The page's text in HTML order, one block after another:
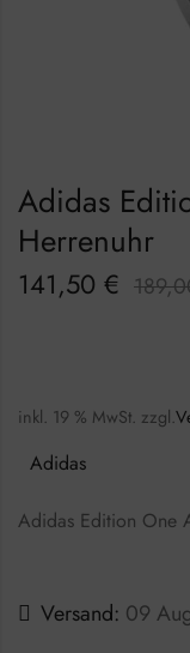
Adidas
Herrenuhr
141,50 €
inkl. 19 % MwSt. zzgl.
Adidas
Adidas Edition One
Versand: 09